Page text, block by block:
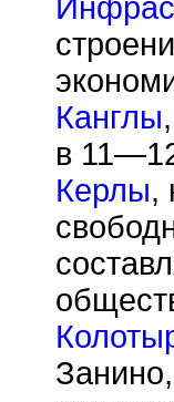
Канглы
в
Керлы,